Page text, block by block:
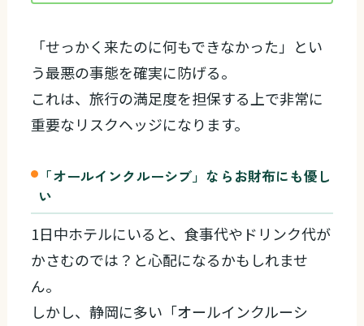
「せっかく来たのに何もできなかった」とい
う最悪の事態を確実に防げる。
これは、旅行の満足度を担保する上で非常に
重要なリスクヘッジになります。
「オールインクルーシブ」ならお財布にも優し
い
1日中ホテルにいると、食事代やドリンク代が
かさむのでは？と心配になるかもしれませ
ん。
しかし、静岡に多い「オールインクルーシ